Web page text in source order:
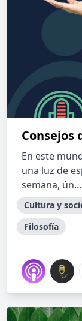
Consejos
En este
una luz de
semana, ún...
Cultura y
Filosofía